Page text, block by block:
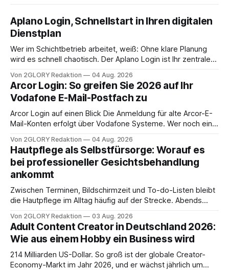
Aplano Login, Schnellstart in Ihren digitalen
Dienstplan
Wer im Schichtbetrieb arbeitet, weiß: Ohne klare Planung
wird es schnell chaotisch. Der Aplano Login ist Ihr zentraler
abwesenheiten und die gesamte kommunikation rund um
Ihr personal digital zu organisieren. In diesem Leitfaden
erfahren Sie alles, was Sie für einen reibungslosen Einstieg
brauchen, von der Registrierung
Von 2GLORY Redaktion 04 Aug. 2026
Arcor Login: So greifen Sie 2026 auf Ihr
Vodafone E-Mail-Postfach zu
Arcor Login auf einen Blick Die Anmeldung für alte Arcor-E-
Mail-Konten erfolgt über Vodafone Systeme. Wer noch eine
besitzt, loggt sich heute über das Vodafone E-Mail & Cloud
Portal ein. Der klassische Arcor Login über mail.
Von 2GLORY Redaktion 04 Aug. 2026
Hautpflege als Selbstfürsorge: Worauf es
bei professioneller Gesichtsbehandlung
ankommt
Zwischen Terminen, Bildschirmzeit und To-do-Listen bleibt
die Hautpflege im Alltag häufig auf der Strecke. Abends
Drogerie – mehr ist zeitlich oft nicht drin. Dabei reagiert die
Haut empfindlich auf Stress, Schlafmangel und
Umwelteinflüsse: Sie wirkt müde, spannt oder neigt zu
Unreinheiten. Professionelle
Von 2GLORY Redaktion 03 Aug. 2026
Adult Content Creator in Deutschland 2026:
Wie aus einem Hobby ein Business wird
214 Milliarden US-Dollar. So groß ist der globale Creator-
Economy-Markt im Jahr 2026, und er wächst jährlich um